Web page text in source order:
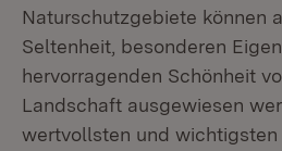
Naturschutzgebiete können
Seltenheit, besonderen
hervorragenden Schönheit
Landschaft ausgewiesen
wertvollsten und wichtigsten